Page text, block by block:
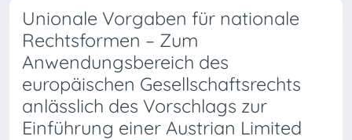
Unionale Vorgaben für nationale
Rechtsformen – Zum
Anwendungsbereich des
europäischen Gesellschaftsrechts
anlässlich des Vorschlags zur
Einführung einer Austrian Limited